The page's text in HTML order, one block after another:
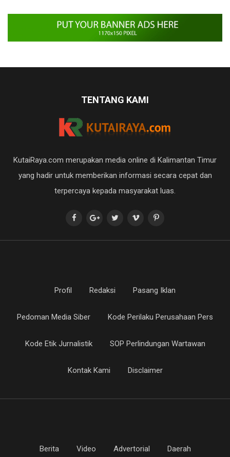
TENTANG KAMI
KutaiRaya.com merupakan media online di Kalimantan Timur
yang hadir untuk memberikan informasi secara cepat dan
terpercaya kepada masyarakat luas.
Profil Redaksi Pasang Iklan
Pedoman Media Siber Kode Perilaku Perusahaan Pers
Kode Etik Jurnalistik SOP Perlindungan Wartawan
Kontak Kami Disclaimer
Berita Video Advertorial Daerah